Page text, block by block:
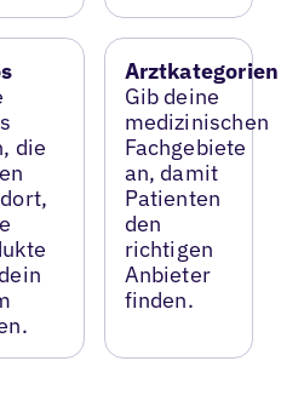
die
Arztkategorien
Gib deine
medizinischen
Fachgebiete
an, damit
Patienten
den
richtigen
Anbieter
finden.